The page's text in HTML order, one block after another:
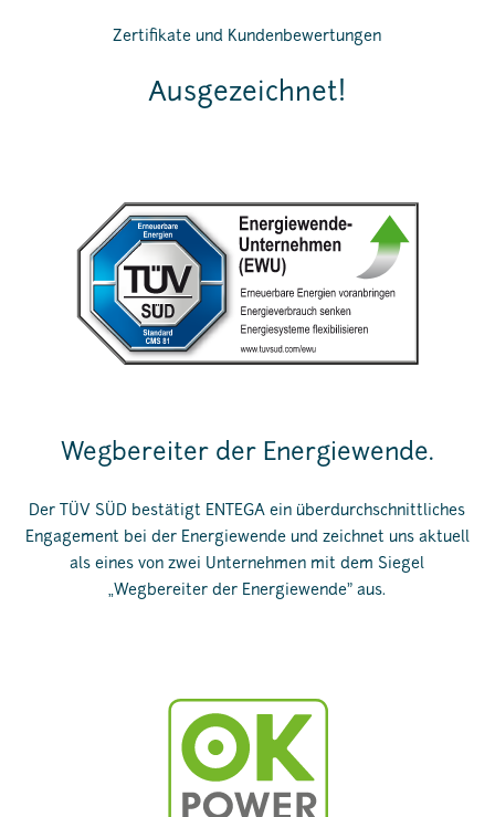
Zertifikate und Kundenbewertungen
Ausgezeichnet!
Wegbereiter der Energiewende.
Der TÜV SÜD bestätigt ENTEGA ein überdurchschnittliches
Engagement bei der Energiewende und zeichnet uns aktuell
als eines von zwei Unternehmen mit dem Siegel
„Wegbereiter der Energiewende" aus.